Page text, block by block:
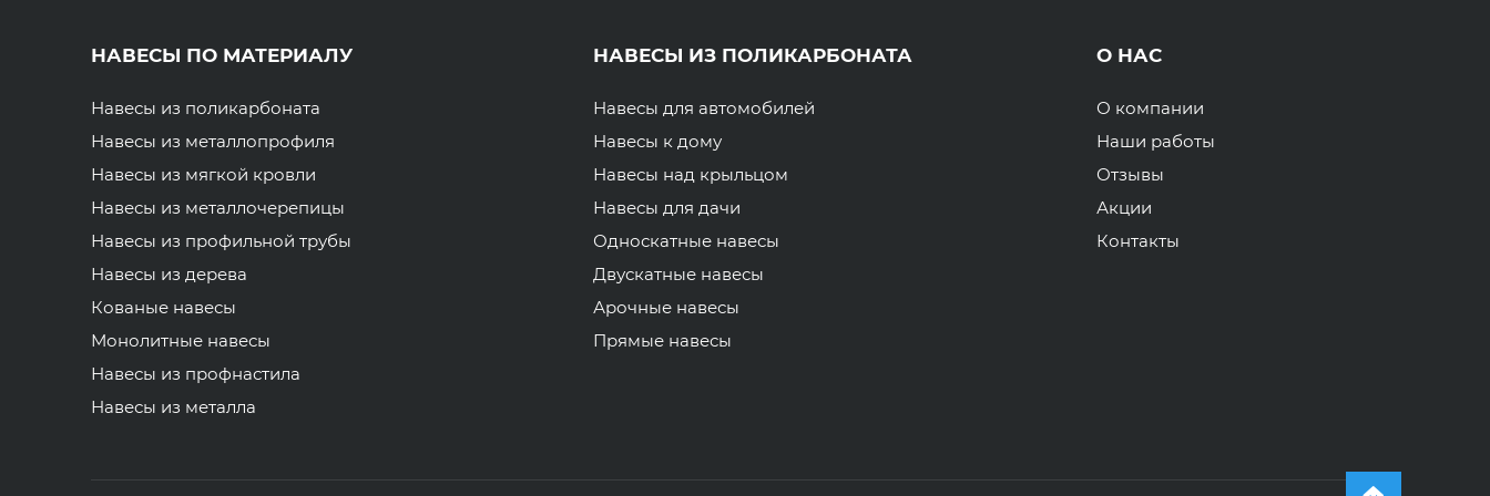
НАВЕСЫ ПО МАТЕРИАЛУ
Навесы из поликарбоната
Навесы из металлопрофиля
Навесы из мягкой кровли
Навесы из металлочерепицы
Навесы из профильной трубы
Навесы из дерева
Кованые навесы
Монолитные навесы
Навесы из профнастила
Навесы из металла
НАВЕСЫ ИЗ ПОЛИКАРБОНАТА
Навесы для автомобилей
Навесы к дому
Навесы над крыльцом
Навесы для дачи
Односкатные навесы
Двускатные навесы
Арочные навесы
Прямые навесы
О НАС
О компании
Наши работы
Отзывы
Акции
Контакты